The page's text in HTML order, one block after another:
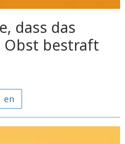
dass das
Obst bestraft
en